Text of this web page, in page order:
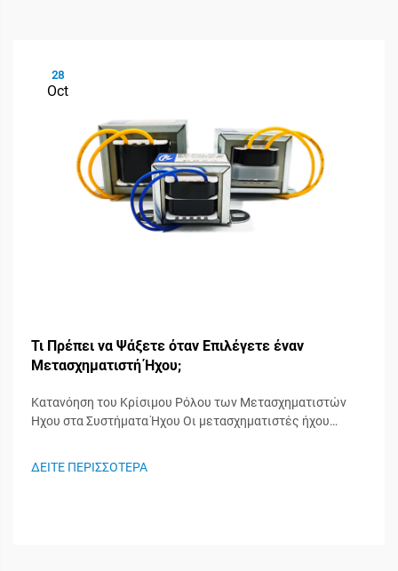
28
Oct
Τι Πρέπει να Ψάξετε όταν Επιλέγετε έναν
Μετασχηματιστή Ήχου;
Κατανόηση του Κρίσιμου Ρόλου των Μετασχηματιστών
Ήχου στα Συστήματα Ήχου Οι μετασχηματιστές ήχου
ακεραιότητας του σήματος και στη διασφάλιση της
ΔΕΙΤΕ ΠΕΡΙΣΣΟΤΕΡΑ